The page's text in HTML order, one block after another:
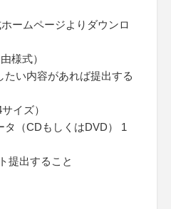
ームページよりダウンロ
様式）
い内容があれば提出する
イズ）
タ（CDもしくはDVD） 1
提出すること